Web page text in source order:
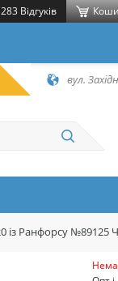
Відгуків
вул.
із Ранфорсу